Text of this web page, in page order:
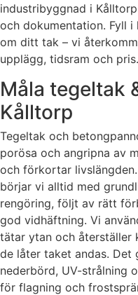
industribyggnad i
och dokumentation. Fyll
om ditt tak – vi
upplägg, tidsram och pris.
Måla tegeltak
Kålltorp
Tegeltak och
porösa och angripna av
och förkortar
börjar vi alltid med
rengöring, följt av rätt
god vidhäftning. Vi
tätar ytan och återställer
de låter taket andas.
nederbörd, UV-strålning
för flagning och